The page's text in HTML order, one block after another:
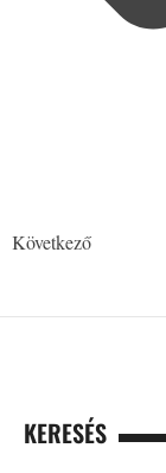
Következő
KERESÉS